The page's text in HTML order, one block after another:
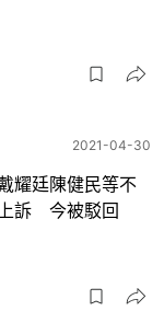
2021-04-30
耀廷陳健民等不
訴 今被駁回